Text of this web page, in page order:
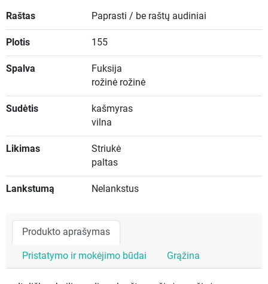
Raštas Paprasti / be raštų audiniai
Plotis 155
Spalva
Fuksija
rožinė rožinė
Sudėtis
kašmyras
vilna
Likimas
Striukė
paltas
Lankstumą Nelankstus
Produkto aprašymas
Pristatymo ir mokėjimo būdai Grąžina